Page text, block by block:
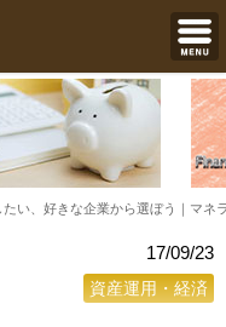
い、好きな企業から選ぼう｜マネ
17/09/23
資産運用・経済